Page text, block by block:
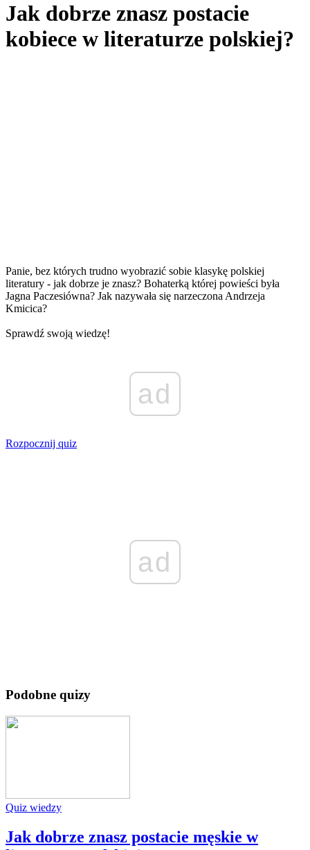
Jak dobrze znasz postacie
kobiece w literaturze polskiej?
Panie, bez których trudno wyobrazić sobie klasykę polskiej
literatury - jak dobrze je znasz? Bohaterką której powieści była
Jagna Paczesiówna? Jak nazywała się narzeczona Andrzeja
Kmicica?
Sprawdź swoją wiedzę!
ad
Rozpocznij quiz
ad
Podobne quizy
Quiz wiedzy
Jak dobrze znasz postacie męskie w